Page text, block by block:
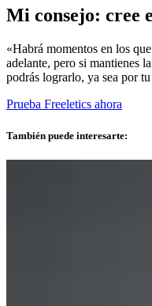
Mi consejo: cree
«Habrá momentos en los
adelante, pero si mantienes
podrás lograrlo, ya sea por
Prueba Freeletics ahora
También puede interesarte: